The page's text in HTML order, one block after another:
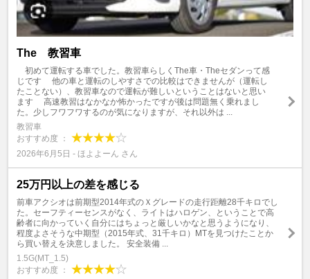
The 教習車
初めて運転する車でした。教習車らしくThe車・Theセダンって感
じです 他の車と運転のしやすさでの比較はできませんが（運転し
たことない）、教習車なので運転が難しいということはないと思い
ます 高速教習はなかなか怖かったですが後は問題無く乗れまし
た。少しフワフワするのが気になりますが、それ以外は ...
教習車
おすすめ度 ：
2026年6月5日 - ほよよーん さん
25万円以上の差を感じる
前車アクシオは前期型2014年式のＸグレードの走行距離28千キロでし
た。セーフティーセンスがなく、ライトはハロゲン、ということで高
齢者に向かっていく自分にはちょっと厳しいかなと思うようになり、
程度よさそうな中期型（2015年式、31千キロ）MTを見つけたことか
ら買い替えを決意しました。 安全装備 ...
1.5G(MT_1.5)
おすすめ度 ：